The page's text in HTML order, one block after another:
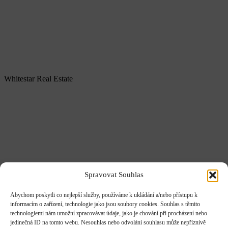
Spravovat Souhlas
Abychom poskytli co nejlepší služby, používáme k ukládání a/nebo přístupu k
informacím o zařízení, technologie jako jsou soubory cookies. Souhlas s těmito
technologiemi nám umožní zpracovávat údaje, jako je chování při procházení nebo
jedinečná ID na tomto webu. Nesouhlas nebo odvolání souhlasu může nepříznivě
Whitestar Real Estate
Naše kanceláře
ESG
Kariéra